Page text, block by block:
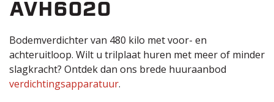
AVH6020
Bodemverdichter van 480 kilo met voor- en
achteruitloop. Wilt u trilplaat huren met meer of minder
slagkracht? Ontdek dan ons brede huuraanbod
verdichtingsapparatuur.